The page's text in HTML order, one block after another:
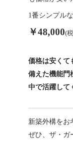
1番シンプル
￥48,000(
価格は安くて
備えた機能門
中で活躍して
新築外構をお
ぜひ、ザ・ガ